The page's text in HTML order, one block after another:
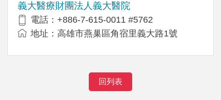
義大醫療財團法人義大醫院
電話：+886-7-615-0011 #5762
地址：高雄市燕巢區角宿里義大路1號
回列表